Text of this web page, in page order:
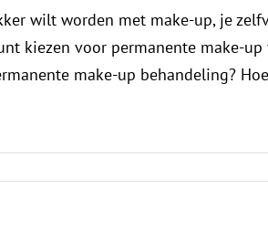
wilt worden met make-up, je
kiezen voor permanente make-up
make-up behandeling?